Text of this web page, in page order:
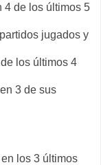
4 de los últimos 5
jugados y
los últimos 4
3 de sus
los 3 últimos